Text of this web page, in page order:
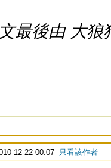
最後由 大狼
12-22 00:07 只看該作者